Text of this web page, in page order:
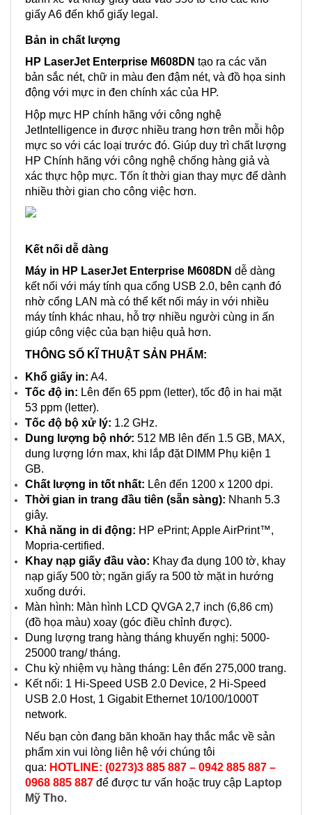
giấy A6 đến khổ giấy legal.
Bản in chất lượng
HP LaserJet Enterprise M608DN tạo ra các văn
bản sắc nét, chữ in màu đen đậm nét, và đồ họa sinh
động với mực in đen chính xác của HP.
Hộp mực HP chính hãng với công nghệ
JetIntelligence in được nhiều trang hơn trên mỗi hộp
mực so với các loại trước đó. Giúp duy trì chất lượng
HP Chính hãng với công nghệ chống hàng giả và
xác thực hộp mực. Tốn ít thời gian thay mực để dành
nhiều thời gian cho công việc hơn.
Kết nối dễ dàng
Máy in HP LaserJet Enterprise M608DN dễ dàng
kết nối với máy tính qua cổng USB 2.0, bên cạnh đó
nhờ cổng LAN mà có thể kết nối máy in với nhiều
máy tính khác nhau, hỗ trợ nhiều người cùng in ấn
giúp công việc của bạn hiệu quả hơn.
THÔNG SỐ KĨ THUẬT SẢN PHẨM:
Khổ giấy in: A4.
Tốc độ in: Lên đến 65 ppm (letter), tốc độ in hai mặt
53 ppm (letter).
Tốc độ bộ xử lý: 1.2 GHz.
Dung lượng bộ nhớ: 512 MB lên đến 1.5 GB, MAX,
dung lượng lớn max, khi lắp đặt DIMM Phụ kiện 1
GB.
Chất lượng in tốt nhất: Lên đến 1200 x 1200 dpi.
Thời gian in trang đầu tiên (sẵn sàng): Nhanh 5.3
giây.
Khả năng in di động: HP ePrint; Apple AirPrint™,
Mopria-certified.
Khay nạp giấy đầu vào: Khay đa dụng 100 tờ, khay
nạp giấy 500 tờ; ngăn giấy ra 500 tờ mặt in hướng
xuống dưới.
Màn hình: Màn hình LCD QVGA 2,7 inch (6,86 cm)
(đồ họa màu) xoay (góc điều chỉnh được).
Dung lượng trang hàng tháng khuyến nghị: 5000-
25000 trang/ tháng.
Chu kỳ nhiệm vụ hàng tháng: Lên đến 275,000 trang.
Kết nối: 1 Hi-Speed USB 2.0 Device, 2 Hi-Speed
USB 2.0 Host, 1 Gigabit Ethernet 10/100/1000T
network.
Nếu bạn còn đang băn khoăn hay thắc mắc về sản
phẩm xin vui lòng liên hệ với chúng tôi
qua: HOTLINE: (0273)3 885 887 – 0942 885 887 –
0968 885 887 để được tư vấn hoặc truy cập Laptop
Mỹ Tho.